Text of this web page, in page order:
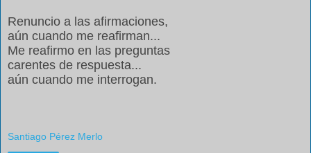
Renuncio a las afirmaciones,
aún cuando me reafirman...
Me reafirmo en las preguntas
carentes de respuesta...
aún cuando me interrogan.
Santiago Pérez Merlo